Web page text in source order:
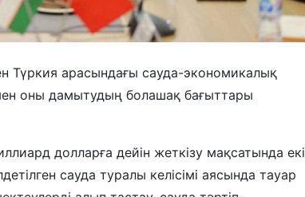
Түркия арасындағы сауда-экономикалық
оны дамытудың болашақ бағыттары
долларға дейін жеткізу мақсатында екі
сауда туралы келісімі аясында тауар